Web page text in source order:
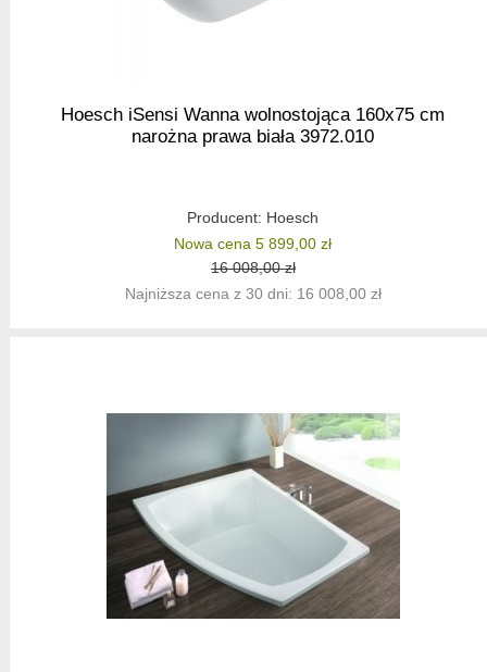
Hoesch iSensi Wanna wolnostojąca 160x75 cm
narożna prawa biała 3972.010
Producent: Hoesch
Nowa cena 5 899,00 zł
16 008,00 zł
Najniższa cena z 30 dni: 16 008,00 zł